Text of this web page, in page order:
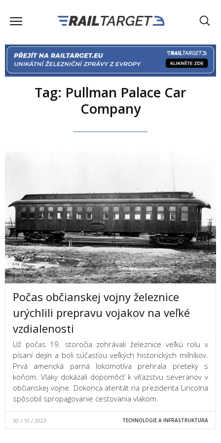
Tag: Pullman Palace Car
Company
Počas občianskej vojny železnice
urýchlili prepravu vojakov na veľké
vzdialenosti
Už počas 19. storočia zohrávali železnice veľkú rolu v
písaní dejín a boli súčasťou veľkých historických miľníkov.
Prvá americká parná lokomotíva prehrala preteky s
koňom. Vlaky dokázali dopomôcť k víťazstvu severanov v
občianskej vojne. Dokonca atentát na prezidenta Lincolna
spôsobil spropagovanie cestovania vlakom.
30 / 10 / 2023 TECHNOLOGIE A INFRASTRUKTURA